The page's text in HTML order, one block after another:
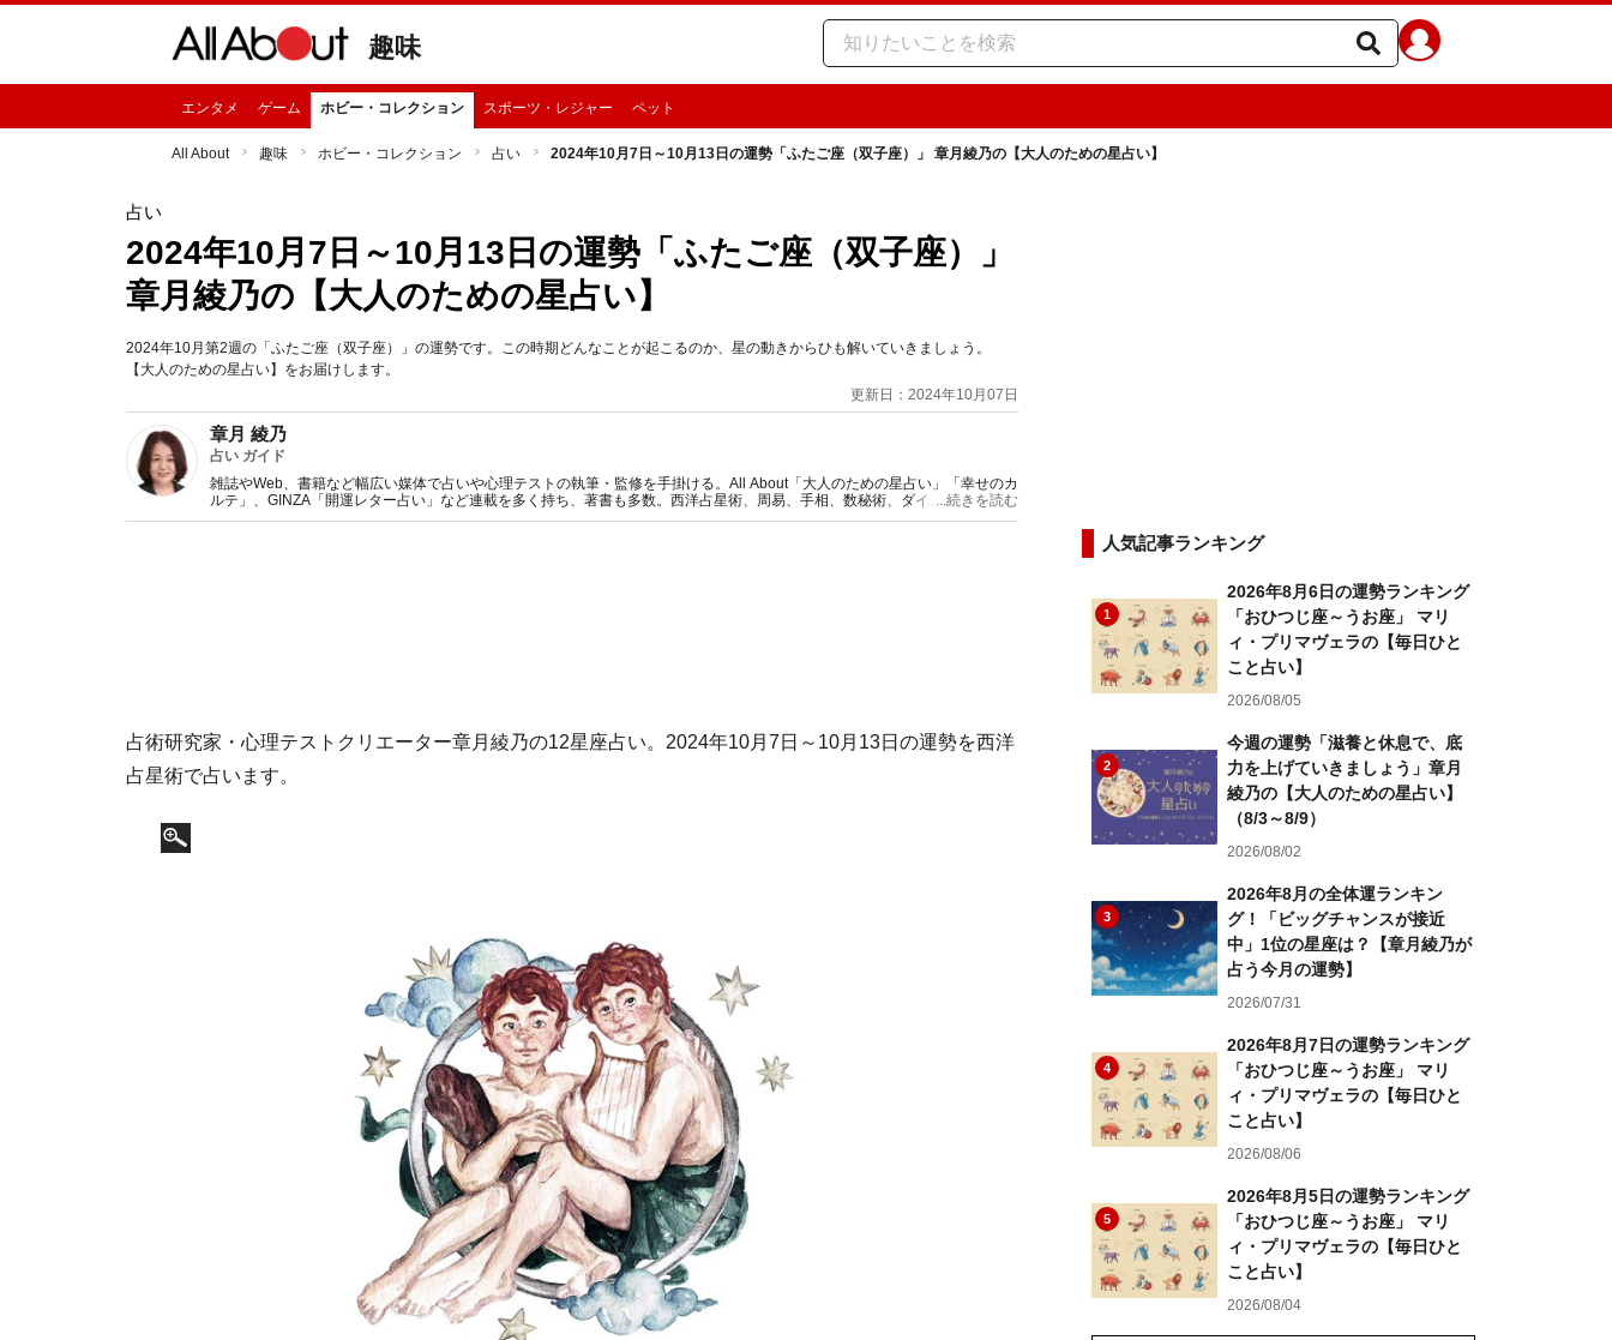
趣味
エンタメ ゲーム ホビー・コレクション スポーツ・レジャー ペット
All About 趣味 ホビー・コレクション 占い 2024年10月7日～10月13日の運勢「ふたご座（双子座）」 章月綾乃の【大人のための星占い】
占い
2024年10月7日～10月13日の運勢「ふたご座（双子座）」
章月綾乃の【大人のための星占い】
2024年10月第2週の「ふたご座（双子座）」の運勢です。この時期どんなことが起こるのか、星の動きからひも解いていきましょう。
【大人のための星占い】をお届けします。
更新日：2024年10月07日
章月 綾乃
占い ガイド
雑誌やWeb、書籍など幅広い媒体で占いや心理テストの執筆・監修を手掛ける。All About「大人のための星占い」「幸せのカ
ルテ」、GINZA「開運レター占い」など連載を多く持ち、著書も多数。西洋占星術、周易、手相、数秘術、ダイスやカード占
い、しぐさや言葉グセの研究など守備範囲は広め。
...続きを読む
占術研究家・心理テストクリエーター章月綾乃の12星座占い。2024年10月7日～10月13日の運勢を西洋
占星術で占います。
人気記事ランキング
1
2026年8月6日の運勢ランキング
「おひつじ座～うお座」 マリ
ィ・プリマヴェラの【毎日ひと
こと占い】
2026/08/05
2
今週の運勢「滋養と休息で、底
力を上げていきましょう」章月
綾乃の【大人のための星占い】
（8/3～8/9）
2026/08/02
3
2026年8月の全体運ランキン
グ！「ビッグチャンスが接近
中」1位の星座は？【章月綾乃が
占う今月の運勢】
2026/07/31
4
2026年8月7日の運勢ランキング
「おひつじ座～うお座」 マリ
ィ・プリマヴェラの【毎日ひと
こと占い】
2026/08/06
5
2026年8月5日の運勢ランキング
「おひつじ座～うお座」 マリ
ィ・プリマヴェラの【毎日ひと
こと占い】
2026/08/04